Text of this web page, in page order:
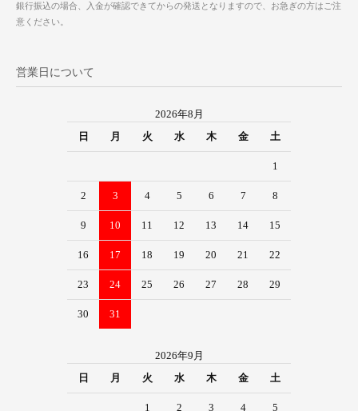
銀行振込の場合、入金が確認できてからの発送となりますので、お急ぎの方はご注
意ください。
営業日について
2026年8月
日
月 火 水 木 金 土
1
2 3 4 5 6 7 8
9 10 11 12 13 14 15
16 17 18 19 20 21 22
23 24 25 26 27 28 29
30 31
2026年9月
日
月 火 水 木 金 土
1 2 3 4 5